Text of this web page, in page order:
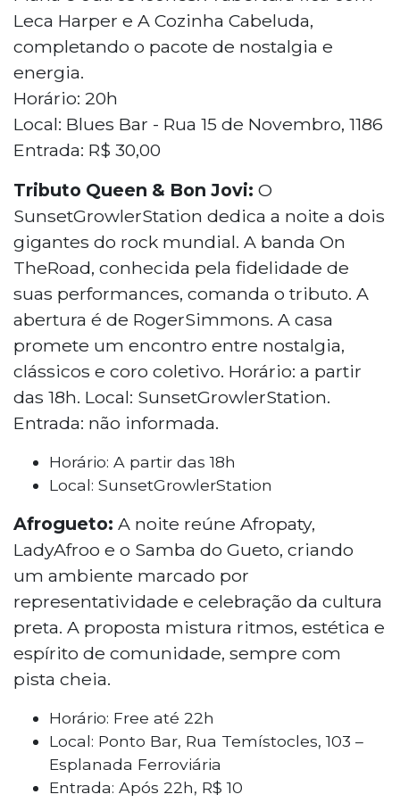
Leca Harper e A Cozinha Cabeluda,
completando o pacote de nostalgia e
energia.
Horário: 20h
Local: Blues Bar - Rua 15 de Novembro, 1186
Entrada: R$ 30,00
Tributo Queen & Bon Jovi: O
SunsetGrowlerStation dedica a noite a dois
gigantes do rock mundial. A banda On
TheRoad, conhecida pela fidelidade de
suas performances, comanda o tributo. A
abertura é de RogerSimmons. A casa
promete um encontro entre nostalgia,
clássicos e coro coletivo. Horário: a partir
das 18h. Local: SunsetGrowlerStation.
Entrada: não informada.
Horário: A partir das 18h
Local: SunsetGrowlerStation
Afrogueto: A noite reúne Afropaty,
LadyAfroo e o Samba do Gueto, criando
um ambiente marcado por
representatividade e celebração da cultura
preta. A proposta mistura ritmos, estética e
espírito de comunidade, sempre com
pista cheia.
Horário: Free até 22h
Local: Ponto Bar, Rua Temístocles, 103 –
Esplanada Ferroviária
Entrada: Após 22h, R$ 10